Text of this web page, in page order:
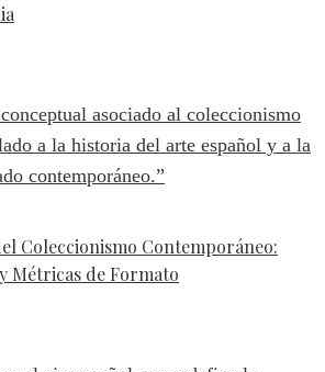
Coleccionismo Contemporáneo:
Métricas de Formato